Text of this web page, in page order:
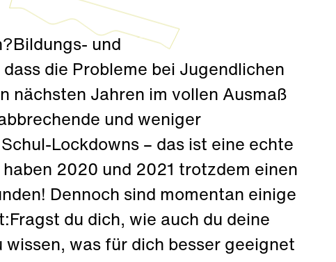
und
die Probleme bei Jugendlichen
nächsten Jahren im vollen Ausmaß
und weniger
Lockdowns – das ist eine echte
2020 und 2021 trotzdem einen
Dennoch sind momentan einige
du dich, wie auch du deine
was für dich besser geeignet